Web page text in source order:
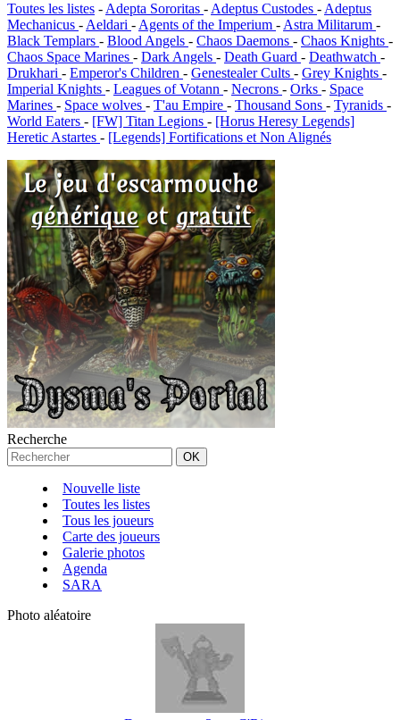
Toutes les listes -Adepta Sororitas -Adeptus Custodes -Adeptus
Mechanicus -Aeldari -Agents of the Imperium -Astra Militarum -
Black Templars - Blood Angels - Chaos Daemons - Chaos Knights -
Chaos Space Marines - Dark Angels - Death Guard - Deathwatch -
Drukhari - Emperor's Children - Genestealer Cults - Grey Knights -
Imperial Knights - Leagues of Votann - Necrons - Orks - Space
Marines - Space wolves - T'au Empire - Thousand Sons - Tyranids -
World Eaters - [FW] Titan Legions - [Horus Heresy Legends]
Heretic Astartes - [Legends] Fortifications et Non Alignés
Recherche
Nouvelle liste
Toutes les listes
Tous les joueurs
Carte des joueurs
Galerie photos
Agenda
SARA
Photo aléatoire